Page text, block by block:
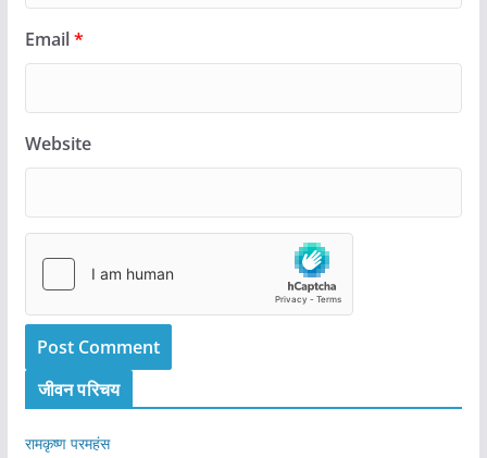
Email*
Website
जीवन परिचय
रामकृष्ण परमहंस